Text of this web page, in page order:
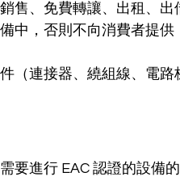
售、免費轉讓、出租、出
中，否則不向消費者提供
（連接器、繞組線、電路
要進行 EAC 認證的設備的